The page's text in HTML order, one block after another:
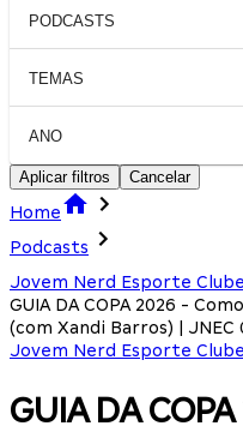
PODCASTS
TEMAS
ANO
Aplicar filtros Cancelar
Home
Podcasts
Jovem Nerd Esporte Clube
GUIA DA COPA 2026 -
(com Xandi Barros) | JNEC
Jovem Nerd Esporte Clube
GUIA DA